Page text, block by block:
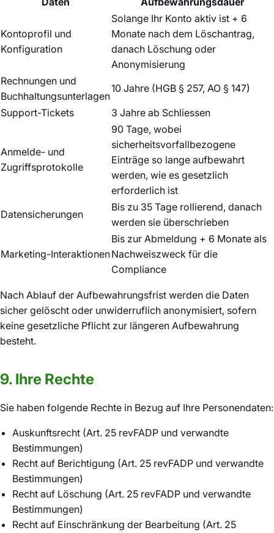
Kontoprofil und
Konfiguration
Solange Ihr Konto aktiv ist + 6
Monate nach dem Löschantrag,
danach Löschung oder
Anonymisierung
Rechnungen und
Buchhaltungsunterlagen
10 Jahre (HGB § 257, AO § 147)
Support-Tickets
3 Jahre ab Schliessen
Anmelde- und
Zugriffsprotokolle
90 Tage, wobei
sicherheitsvorfallbezogene
Einträge so lange aufbewahrt
werden, wie es gesetzlich
erforderlich ist
Datensicherungen
Bis zu 35 Tage rollierend, danach
werden sie überschrieben
Marketing-Interaktionen
Bis zur Abmeldung + 6 Monate als
Nachweiszweck für die
Compliance
Nach Ablauf der Aufbewahrungsfrist werden die Daten
sicher gelöscht oder unwiderruflich anonymisiert, sofern
keine gesetzliche Pflicht zur längeren Aufbewahrung
besteht.
9. Ihre Rechte
Sie haben folgende Rechte in Bezug auf Ihre Personendaten:
Auskunftsrecht (Art. 25 revFADP und verwandte
Bestimmungen)
Recht auf Berichtigung (Art. 25 revFADP und verwandte
Bestimmungen)
Recht auf Löschung (Art. 25 revFADP und verwandte
Bestimmungen)
Recht auf Einschränkung der Bearbeitung (Art. 25